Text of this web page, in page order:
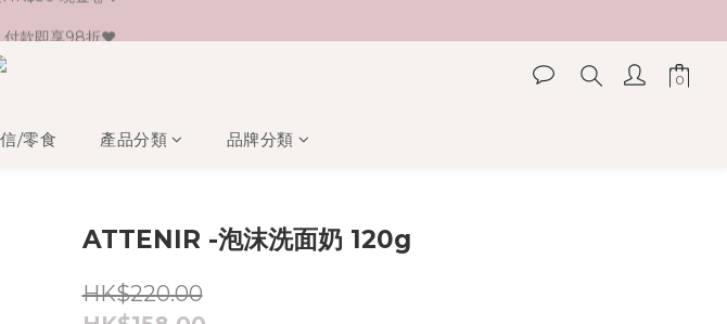
款即享98折♥
或以上即免運費♥
/零食 產品分類 品牌分類
ATTENIR -泡沫洗面奶 120g
HK$220.00